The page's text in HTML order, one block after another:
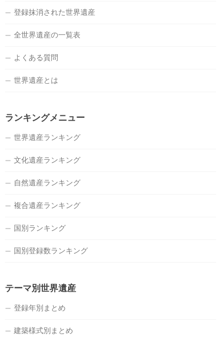
登録抹消された世界遺産
全世界遺産の一覧表
よくある質問
世界遺産とは
ランキングメニュー
世界遺産ランキング
文化遺産ランキング
自然遺産ランキング
複合遺産ランキング
国別ランキング
国別登録数ランキング
テーマ別世界遺産
登録年別まとめ
建築様式別まとめ